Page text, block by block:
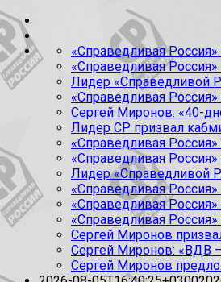
«Справедливая Россия»
«Справедливая
Лидер «Справедливой
«Справедливая
Сергей Миронов: «40-
Лидер СР призвал
«Справедливая
«Справедливая Россия»
Лидер «Справедливой
«Справедливая
«Справедливая
«Справедливая
Сергей Миронов
Сергей Миронов: «ВДВ
Сергей Миронов